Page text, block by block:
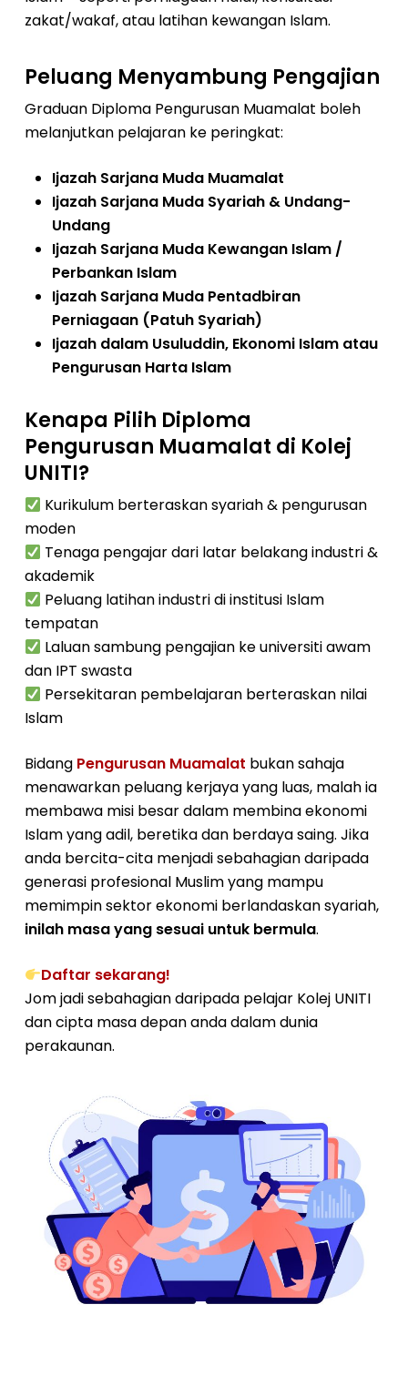
zakat/wakaf, atau latihan kewangan Islam.
Peluang Menyambung Pengajian
Graduan Diploma Pengurusan Muamalat boleh
melanjutkan pelajaran ke peringkat:
Ijazah Sarjana Muda Muamalat
Ijazah Sarjana Muda Syariah & Undang-
Undang
Ijazah Sarjana Muda Kewangan Islam /
Perbankan Islam
Ijazah Sarjana Muda Pentadbiran
Perniagaan (Patuh Syariah)
Ijazah dalam Usuluddin, Ekonomi Islam atau
Pengurusan Harta Islam
Kenapa Pilih Diploma
Pengurusan Muamalat di Kolej
UNITI?
Kurikulum berteraskan syariah & pengurusan
moden
Tenaga pengajar dari latar belakang industri &
akademik
Peluang latihan industri di institusi Islam
tempatan
Laluan sambung pengajian ke universiti awam
dan IPT swasta
Persekitaran pembelajaran berteraskan nilai
Islam
Bidang Pengurusan Muamalat bukan sahaja
menawarkan peluang kerjaya yang luas, malah ia
membawa misi besar dalam membina ekonomi
Islam yang adil, beretika dan berdaya saing. Jika
anda bercita-cita menjadi sebahagian daripada
generasi profesional Muslim yang mampu
memimpin sektor ekonomi berlandaskan syariah,
inilah masa yang sesuai untuk bermula.
Daftar sekarang!
Jom jadi sebahagian daripada pelajar Kolej UNITI
dan cipta masa depan anda dalam dunia
perakaunan.